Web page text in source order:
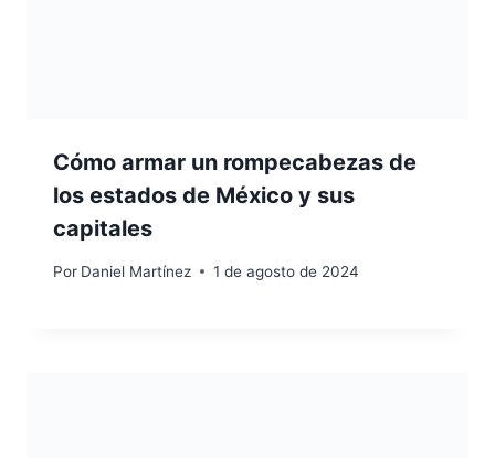
Cómo armar un rompecabezas de
los estados de México y sus
capitales
Por Daniel Martínez 1 de agosto de 2024